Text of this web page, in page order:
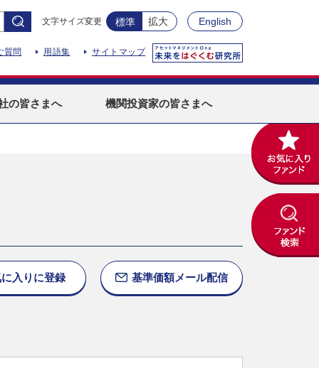
文字サイズ変更 標準 拡大 English
質問 用語集 サイトマップ
の皆さまへ 機関投資家の皆さまへ
入りに登録 基準価額メール配信